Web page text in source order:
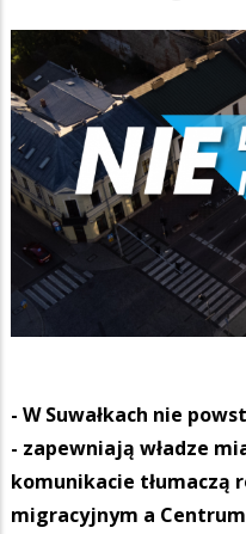
- W Suwałkach nie
- zapewniają władze
komunikacie tłumaczą
migracyjnym a